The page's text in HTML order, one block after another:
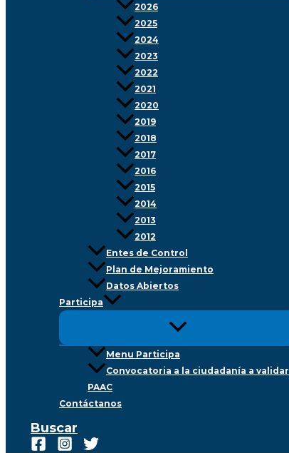
2026
2025
2024
2023
2022
2021
2020
2019
2018
2017
2016
2015
2014
2013
2012
Entes de Control
Plan de Mejoramiento
Datos Abiertos
Participa
Menu Participa
Convocatoria a la ciudadanía a validar
PAAC
Contáctanos
Buscar